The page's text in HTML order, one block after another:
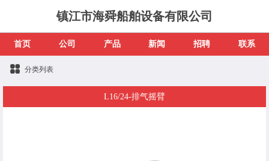
镇江市海舜船舶设备有限公司
首页 公司 产品 新闻 招聘 联系
分类列表
L16/24-排气摇臂